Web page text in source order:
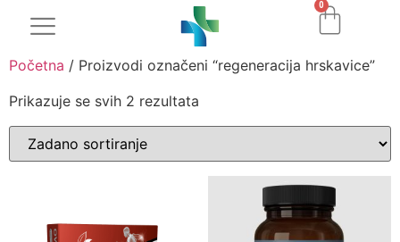
0
Početna / Proizvodi označeni “regeneracija hrskavice”
Prikazuje se svih 2 rezultata